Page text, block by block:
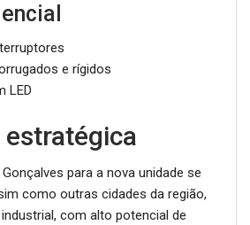
e rígidos
LED
estratégica
para a nova unidade se
como outras cidades da região,
com alto potencial de